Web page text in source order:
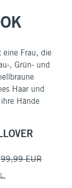
99,99 EUR